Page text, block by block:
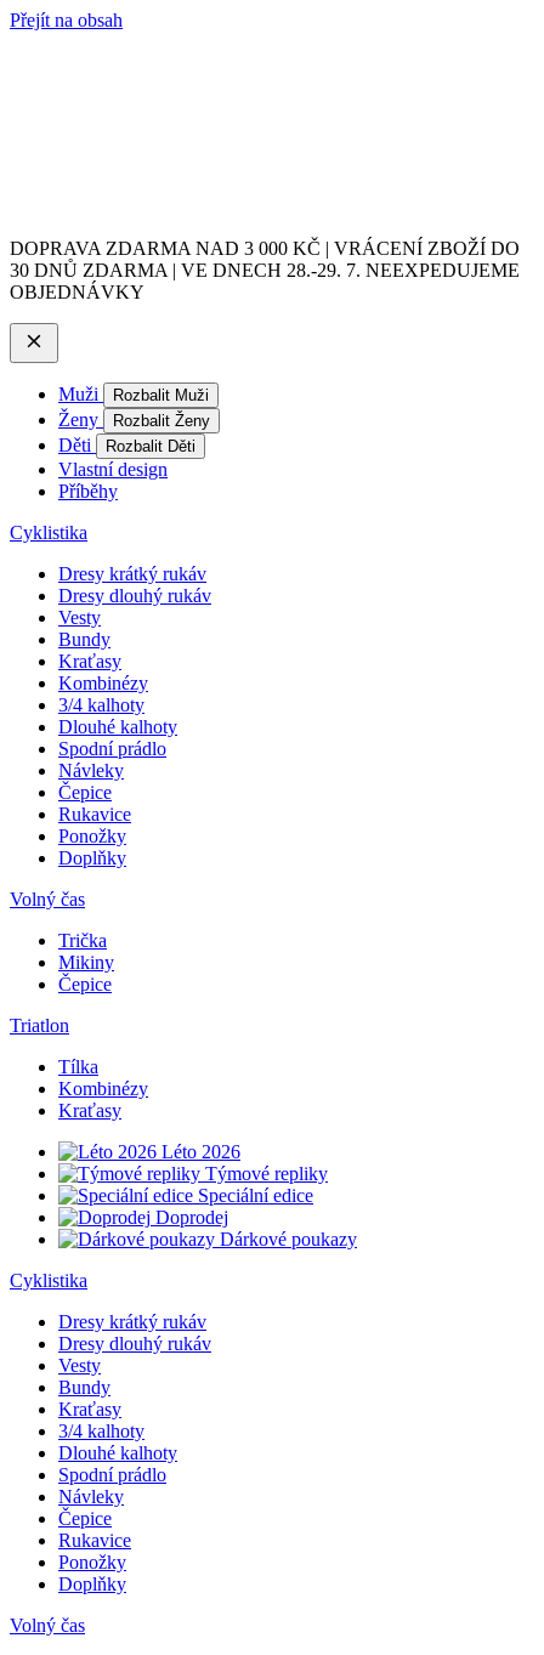
Přejít na obsah
DOPRAVA ZDARMA NAD 3 000 KČ | VRÁCENÍ ZBOŽÍ DO
30 DNŮ ZDARMA | VE DNECH 28.-29. 7. NEEXPEDUJEME
OBJEDNÁVKY
Muži Rozbalit Muži
Ženy Rozbalit Ženy
Děti Rozbalit Děti
Vlastní design
Příběhy
Cyklistika
Dresy krátký rukáv
Dresy dlouhý rukáv
Vesty
Bundy
Kraťasy
Kombinézy
3/4 kalhoty
Dlouhé kalhoty
Spodní prádlo
Návleky
Čepice
Rukavice
Ponožky
Doplňky
Volný čas
Trička
Mikiny
Čepice
Triatlon
Tílka
Kombinézy
Kraťasy
Léto 2026
Týmové repliky
Speciální edice
Doprodej
Dárkové poukazy
Cyklistika
Dresy krátký rukáv
Dresy dlouhý rukáv
Vesty
Bundy
Kraťasy
3/4 kalhoty
Dlouhé kalhoty
Spodní prádlo
Návleky
Čepice
Rukavice
Ponožky
Doplňky
Volný čas